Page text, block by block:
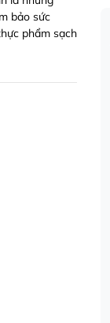
bảo sức
phẩm sạch